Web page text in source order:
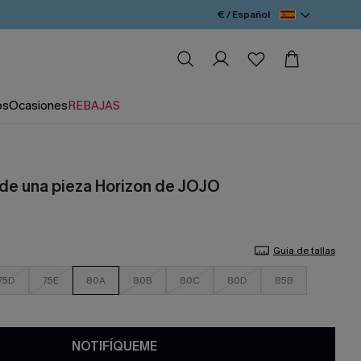
€ / Español
OcasionesREBAJAS
una pieza Horizon de JOJO
Guía de tallas
75E 80A 80B 80C 80D 85B
NOTIFÍQUEME